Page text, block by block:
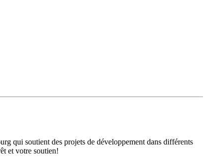
qui soutient des projets de développement dans différents
et votre soutien!